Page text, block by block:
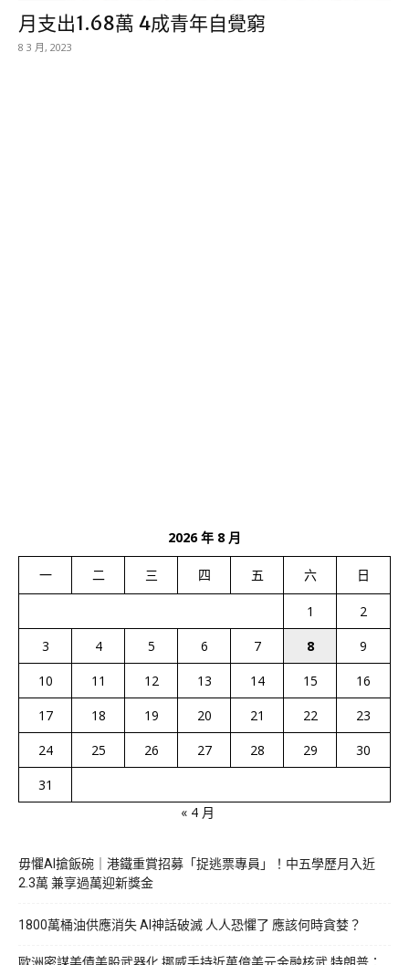
月支出1.68萬 4成青年自覺窮
8 3 月, 2023
2026 年 8 月
一 二 三 四 五 六 日
1
2
3
4 5 6 7 8
9
10
11 12 13 14 15
16
17
18 19 20 21 22
23
24
25 26 27 28 29
30
31
« 4 月
毋懼AI搶飯碗｜港鐵重賞招募「捉逃票專員」！中五學歷月入近
2.3萬 兼享過萬迎新獎金
1800萬桶油供應消失 AI神話破滅 人人恐懼了 應該何時貪婪？